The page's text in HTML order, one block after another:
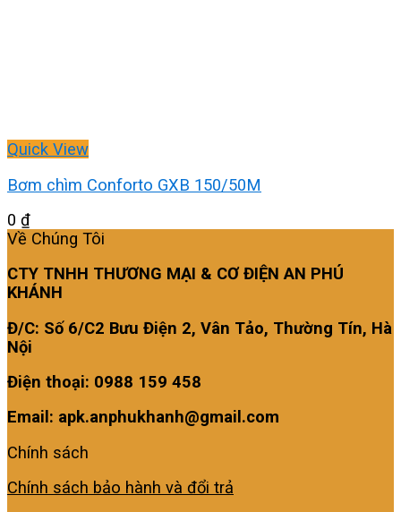
Quick View
Bơm chìm Conforto GXB 150/50M
0 ₫
Về Chúng Tôi
CTY TNHH THƯƠNG MẠI & CƠ ĐIỆN AN PHÚ
KHÁNH
Đ/C: Số 6/C2 Bưu Điện 2, Vân Tảo, Thường Tín, Hà
Nội
Điện thoại: 0988 159 458
Email: apk.anphukhanh@gmail.com
Chính sách
Chính sách bảo hành và đổi trả